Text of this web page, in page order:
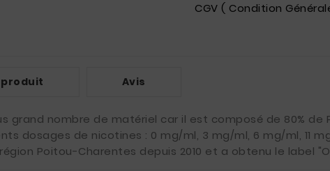
CGV ( Condition
Avis
grand nombre de matériel car il est composé de 80% de
dosages de nicotines : 0 mg/ml, 3 mg/ml, 6 mg/ml, 11
Poitou-Charentes depuis 2010 et a obtenu le label